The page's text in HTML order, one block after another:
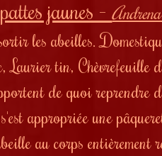
jaunes -
les abeilles.
Laurier tin,
de quoi reprendre
appropriée une
au corps